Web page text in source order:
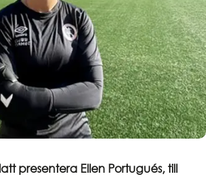
presentera Ellen Portugués, till